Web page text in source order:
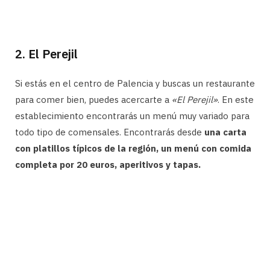
2. El Perejil
Si estás en el centro de Palencia y buscas un restaurante
para comer bien, puedes acercarte a «El Perejil». En este
establecimiento encontrarás un menú muy variado para
todo tipo de comensales. Encontrarás desde una carta
con platillos típicos de la región, un menú con comida
completa por 20 euros, aperitivos y tapas.